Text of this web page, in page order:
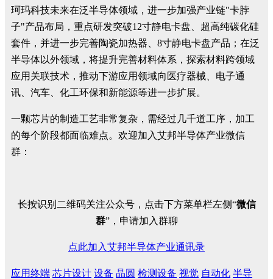
珂玛科技未来在泛半导体领域，进一步加强产业链"卡脖
子"产品布局，重点研发突破12寸静电卡盘、超高纯碳化硅
套件，并进一步完善陶瓷加热器、8寸静电卡盘产品；在泛
半导体以外领域，将提升完善材料体系，探索材料跨领域
应用关联技术，推动下游应用领域向医疗器械、电子通
讯、汽车、化工环保和新能源等进一步扩展。
一颗芯片的制造工艺非常复杂，需经过几千道工序，加工
的每个阶段都面临难点。欢迎加入艾邦半导体产业微信
群：
长按识别二维码关注公众号，点击下方菜单栏左侧“微信
群”，申请加入群聊
点此加入艾邦半导体产业通讯录
应用终端 芯片设计 设备 晶圆 检测设备 视觉 自动化 半导